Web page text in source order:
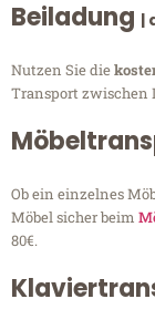
Beiladung |
Nutzen Sie die
Transport zwischen
Ob ein einzelnes
Möbel sicher beim
80€.